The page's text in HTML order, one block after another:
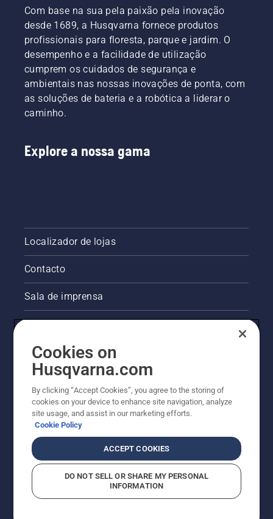
Com base na sua pela paixão pela inovação
desde 1689, a Husqvarna fornece produtos
profissionais para floresta, parque e jardim. O
desempenho e a facilidade de utilização
cumprem os cuidados de segurança e
ambientais nas nossas inovações de ponta, com
as soluções de bateria e a robótica a liderar o
caminho.
Explore a nossa gama
Localizador de lojas
Contacto
Sala de imprensa
Outros websites da Husqvarna
A abordagem da Husqvarna à sustentabilidade
Cookies on
Husqvarna.com
By clicking “Accept Cookies”, you agree to the storing of
cookies on your device to enhance site navigation, analyze
site usage, and assist in our marketing efforts.
Cookie Policy
ACCEPT COOKIES
DO NOT SELL OR SHARE MY PERSONAL
INFORMATION